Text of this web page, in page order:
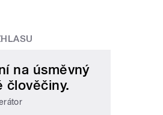
na úsměvný
člověčiny.